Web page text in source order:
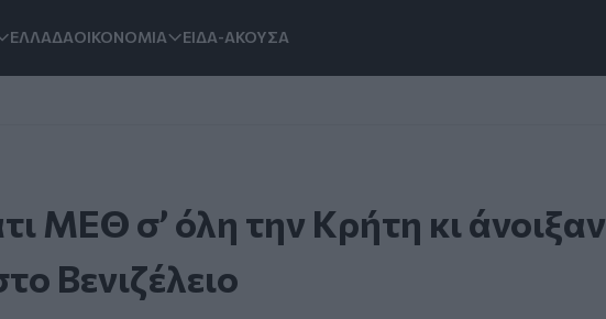
ΕΛΛΑΔΑΟΙΚΟΝΟΜΙΑ ΕΙΔΑ-ΑΚΟΥΣΑ
ΜΕΘ σ’ όλη την Κρήτη κι άνοιξαν
Βενιζέλειο